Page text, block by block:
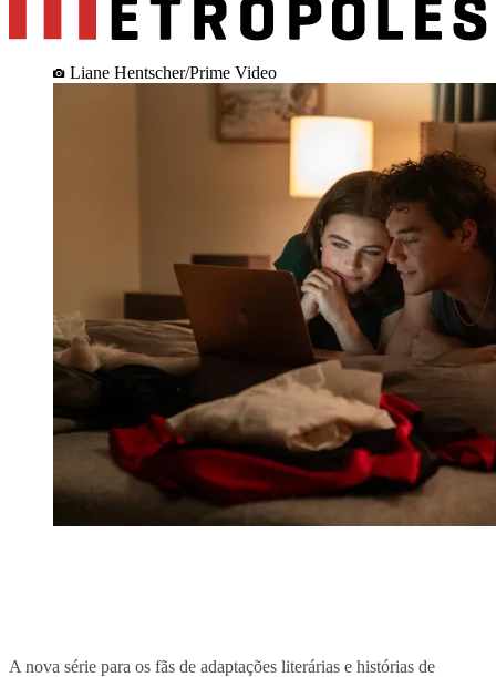
Liane Hentscher/Prime Video
A nova série para os fãs de adaptações literárias e histórias de